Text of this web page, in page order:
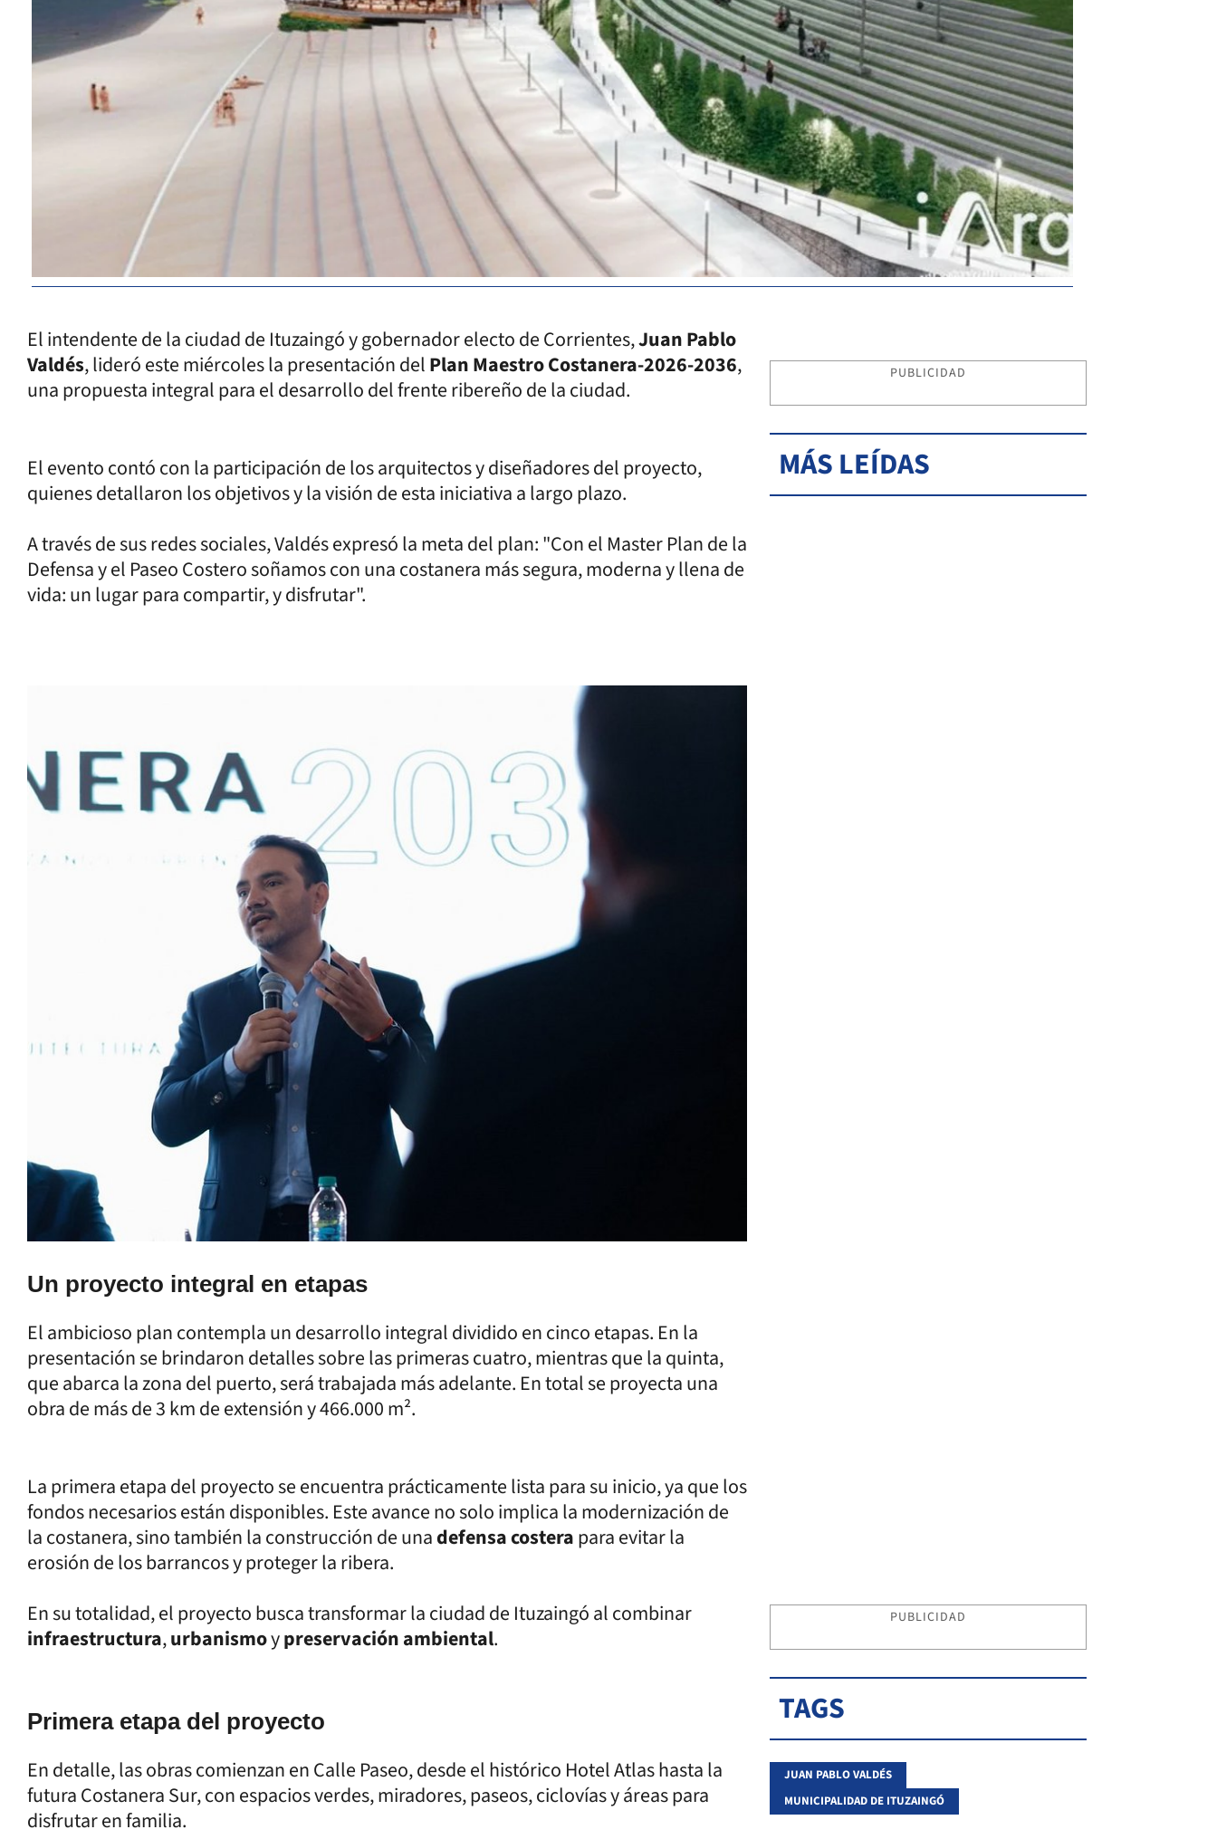
El intendente de la ciudad de Ituzaingó y gobernador electo de Corrientes,Juan Pablo
Valdés, lideró este miércoles la presentación delPlan Maestro Costanera-2026-2036,
una propuesta integral para el desarrollo del frente ribereño de la ciudad.
El evento contó con la participación de los arquitectos y diseñadores del proyecto,
quienes detallaron los objetivos y la visión de esta iniciativa a largo plazo.
A través de sus redes sociales, Valdés expresó la meta del plan: "Con el Master Plan de la
Defensa y el Paseo Costero soñamos con una costanera más segura, moderna y llena de
vida: un lugar para compartir, y disfrutar".
Un proyecto integral en etapas
El ambicioso plan contempla un desarrollo integral dividido en cinco etapas. En la
presentación se brindaron detalles sobre las primeras cuatro, mientras que la quinta,
que abarca la zona del puerto, será trabajada más adelante. En total se proyecta una
obra de más de 3 km de extensión y 466.000 m².
La primera etapa del proyecto se encuentra prácticamente lista para su inicio, ya que los
fondos necesarios están disponibles. Este avance no solo implica la modernización de
la costanera, sino también la construcción de unadefensa costerapara evitar la
erosión de los barrancos y proteger la ribera.
En su totalidad, el proyecto busca transformar la ciudad de Ituzaingó al combinar
infraestructura,urbanismoypreservación ambiental.
Primera etapa del proyecto
En detalle, las obras comienzan en Calle Paseo, desde el histórico Hotel Atlas hasta la
futura Costanera Sur, con espacios verdes, miradores, paseos, ciclovías y áreas para
disfrutar en familia.
PUBLICIDAD
MÁS LEÍDAS
PUBLICIDAD
TAGS
JUAN PABLO VALDÉS
MUNICIPALIDAD DE ITUZAINGÓ